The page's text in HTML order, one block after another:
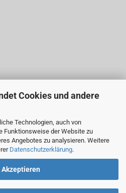
Cookies und andere
Technologien, auch von
Funktionsweise der Website zu
Angebotes zu analysieren. Weitere
Datenschutzerklärung.
Akzeptieren
Uhr